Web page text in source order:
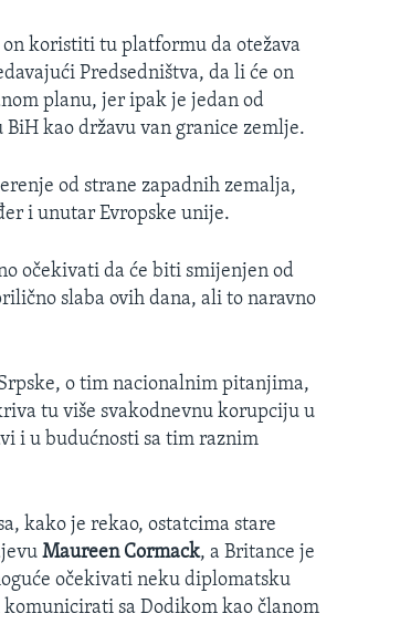
koristiti tu platformu da otežava
Predsedništva, da li će on
planu, jer ipak je jedan od
kao državu van granice zemlje.
od strane zapadnih zemalja,
i unutar Evropske unije.
očekivati da će biti smijenjen od
slaba ovih dana, ali to naravno
o tim nacionalnim pitanjima,
tu više svakodnevnu korupciju u
i u budućnosti sa tim raznim
kako je rekao, ostatcima stare
Maureen Cormack, a Britance je
očekivati neku diplomatsku
sa Dodikom kao članom